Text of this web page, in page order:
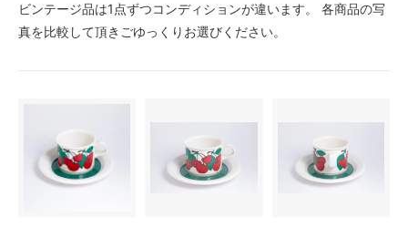
ビンテージ品は1点ずつコンディションが違います。 各商品の写
真を比較して頂きごゆっくりお選びください。